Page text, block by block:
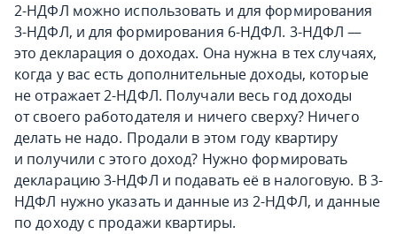
2-НДФЛ можно использовать и для формирования
3-НДФЛ, и для формирования 6-НДФЛ. 3-НДФЛ —
это декларация о доходах. Она нужна в тех случаях,
когда у вас есть дополнительные доходы, которые
не отражает 2-НДФЛ. Получали весь год доходы
от своего работодателя и ничего сверху? Ничего
делать не надо. Продали в этом году квартиру
и получили с этого доход? Нужно формировать
декларацию 3-НДФЛ и подавать её в налоговую. В 3-
НДФЛ нужно указать и данные из 2-НДФЛ, и данные
по доходу с продажи квартиры.